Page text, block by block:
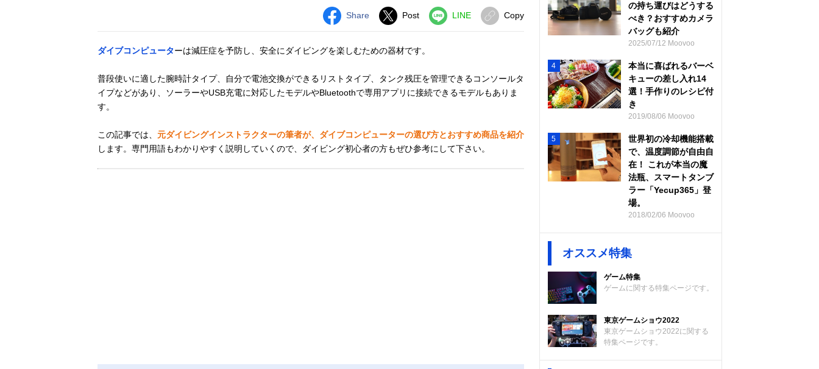
Share Post LINE Copy
ダイブコンピューターは減圧症を予防し、安全にダイビングを楽しむための器材です。
普段使いに適した腕時計タイプ、自分で電池交換ができるリストタイプ、タンク残圧を管理できるコンソールタ
イプなどがあり、ソーラーやUSB充電に対応したモデルやBluetoothで専用アプリに接続できるモデルもありま
す。
この記事では、 元ダイビングインストラクターの筆者が、ダイブコンピューターの選び方とおすすめ商品を紹介
します。専門用語もわかりやすく説明していくので、ダイビング初心者の方もぜひ参考にして下さい。
の持ち運びはどうする
べき？おすすめカメラ
バッグも紹介
2025/07/12 Moovoo
4
本当に喜ばれるバーベ
キューの差し入れ14
選！手作りのレシピ付
き
2019/08/06 Moovoo
5
世界初の冷却機能搭載
で、温度調節が自由自
在！ これが本当の魔
法瓶、スマートタンブ
ラー「Yecup365」登
場。
2018/02/06 Moovoo
オススメ特集
ゲーム特集
ゲームに関する特集ページです。
東京ゲームショウ2022
東京ゲームショウ2022に関する
特集ページです。